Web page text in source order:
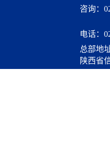
咨询：
电话：
陕西省
总部地